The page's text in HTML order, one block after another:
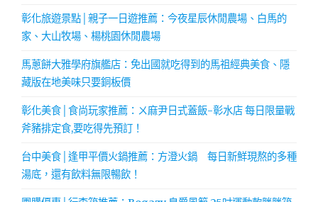
彰化旅遊景點│親子一日遊推薦：今夜星辰休閒農場、白馬的
家、大山牧場、楊桃園休閒農場
馬蔥餅大雅學府旗艦店：免出國就吃得到的馬祖經典美食、隱
藏版在地美味只要銅板價
彰化美食│食尚玩家推薦：ㄨ麻尹日式蓋飯-彰水店 每日限量戰
斧豬排定食,要吃得先預訂！
台中美食│逢甲平價火鍋推薦：方澄火鍋 每日新鮮現熬的多種
湯底，還有飲料無限暢飲！